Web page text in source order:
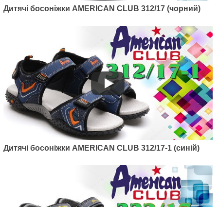
Артикул: 448/21
Дитячі босоніжки American club
448/21 (чорний/зелений)
Дитячі босоніжки AMERICAN CLUB 312/17 (чорний)
Дитячі босоніжки AMERICAN CLUB 312/17-1 (синій)